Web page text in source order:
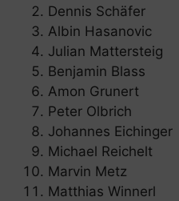
Dennis Schäfer
Albin Hasanovic
Julian Mattersteig
Benjamin Blass
Amon Grunert
Peter Olbrich
Johannes Eichinger
Michael Reichelt
Marvin Metz
Matthias Winnerl